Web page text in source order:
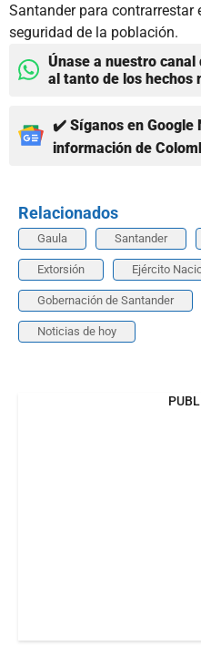
Santander para contrarrestar
seguridad de la población.
Únase a nuestro
al tanto de los hechos
✔️ Síganos en Google
información de
Relacionados
Gaula Santander
Extorsión Ejército
Gobernación de Santander
Noticias de hoy